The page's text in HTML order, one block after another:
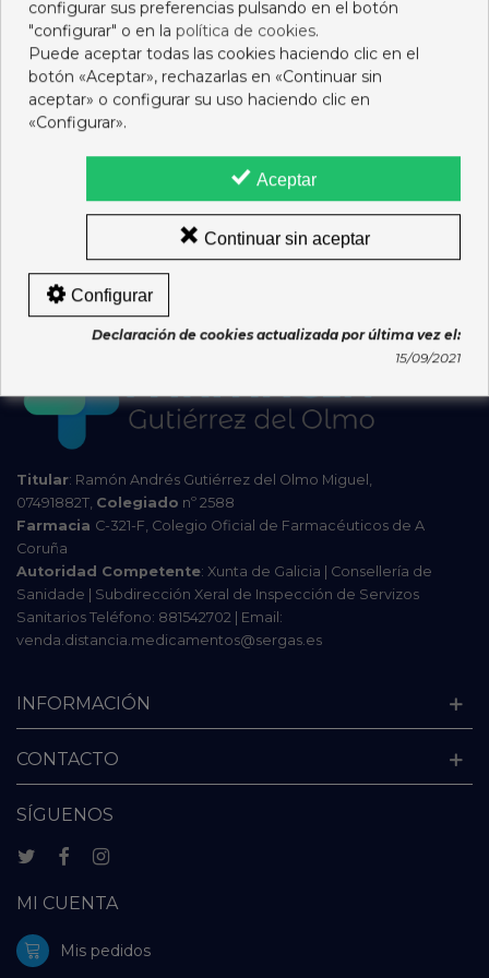
Gastos de envío según las Condiciones de Compra-Venta.
El plazo de entrega es de 24/48 horas en días laborables
para medicamentos disponibles y en stock. Para más
información consulta lasCondiciones de Compra-Venta.
es un sitio web legal para realizar la venta de
medicamentos sin receta a través de internet, según el
Real Decreto 870/2013, de 8 de noviembre.
Si necesita atención farmaceutica no dude en contactar
con Farmacia Gutiérrez del Olmo para resolver sus dudas.
Titular: Ramón Andrés Gutiérrez del Olmo Miguel,
07491882T, Colegiado nº 2588
Farmacia C-321-F, Colegio Oficial de Farmacéuticos de A
Coruña
Autoridad Competente: Xunta de Galicia | Consellería de
Sanidade | Subdirección Xeral de Inspección de Servizos
Sanitarios Teléfono: 881542702 | Email:
venda.distancia.medicamentos@sergas.es
INFORMACIÓN
CONTACTO
SÍGUENOS
MI CUENTA
Mis pedidos
configurar sus preferencias pulsando en el botón
"configurar" o en la política de cookies.
Puede aceptar todas las cookies haciendo clic en el
botón «Aceptar», rechazarlas en «Continuar sin
aceptar» o configurar su uso haciendo clic en
«Configurar».
Aceptar
Continuar sin aceptar
Configurar
Declaración de cookies actualizada por última vez el:
15/09/2021